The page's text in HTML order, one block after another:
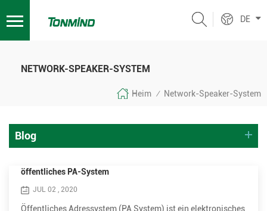
DE
NETWORK-SPEAKER-SYSTEM
Heim / Network-Speaker-System
Blog
öffentliches PA-System
JUL 02 , 2020
Öffentliches Adressystem (PA System) ist ein elektronisches